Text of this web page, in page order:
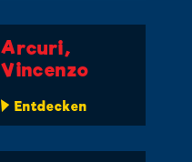
Arcuri,
Vincenzo
Entdecken